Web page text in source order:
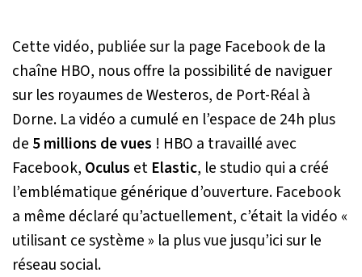
Cette vidéo, publiée sur la page Facebook de la
chaîne HBO, nous offre la possibilité de naviguer
sur les royaumes de Westeros, de Port-Réal à
Dorne. La vidéo a cumulé en l’espace de 24h plus
de 5 millions de vues ! HBO a travaillé avec
Facebook, Oculus et Elastic, le studio qui a créé
l’emblématique générique d’ouverture. Facebook
a même déclaré qu’actuellement, c’était la vidéo «
utilisant ce système » la plus vue jusqu’ici sur le
réseau social.